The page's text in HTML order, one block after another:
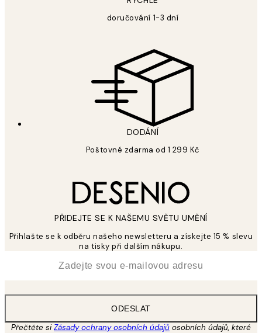
doručování 1-3 dní
DODÁNÍ
Poštovné zdarma od 1 299 Kč
PŘIDEJTE SE K NAŠEMU SVĚTU UMĚNÍ
Přihlašte se k odběru našeho newsletteru a získejte 15 % slevu
na tisky při dalším nákupu.
ODESLAT
Přečtěte siZásady ochrany osobních údajů osobních údajů, které